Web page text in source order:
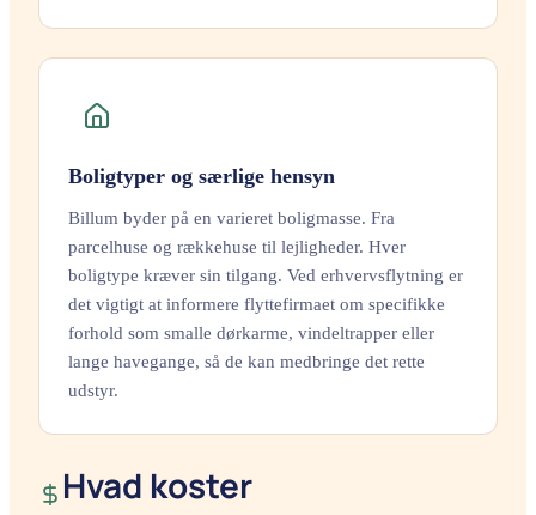
Boligtyper og særlige hensyn
Billum byder på en varieret boligmasse. Fra
parcelhuse og rækkehuse til lejligheder. Hver
boligtype kræver sin tilgang. Ved erhvervsflytning er
det vigtigt at informere flyttefirmaet om specifikke
forhold som smalle dørkarme, vindeltrapper eller
lange havegange, så de kan medbringe det rette
udstyr.
Hvad koster